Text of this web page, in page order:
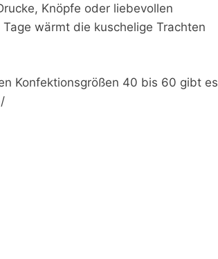
Knöpfe oder liebevollen
wärmt die kuschelige Trachten
Konfektionsgrößen 40 bis 60 gibt es